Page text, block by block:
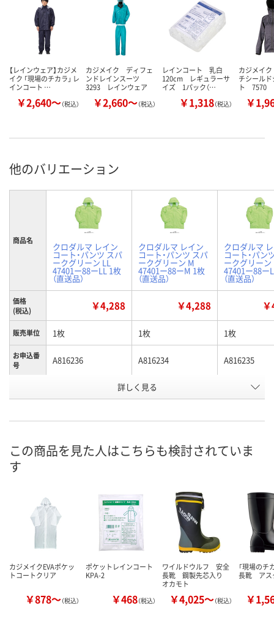
【レインウェア】カジメ
イク 「現場のチカラ」 レ
インコート …
￥2,640～（税込）
カジメイク ディフェ
ンドレインスーツ
3293 レインウェア
￥2,660～（税込）
レインコート 乳白
120cm レギュラーサ
イズ 1パック（…
￥1,318（税込）
カジメイ
チシール
ト 7570
￥
他のバリエーション
商品名
クロダルマ レイン
コート・パンツ スパ
ークグリーン LL
47401ー88ーLL 1枚
（直送品）
クロダルマ レイン
コート・パンツ スパ
ークグリーン M
47401ー88ーM 1枚
（直送品）
クロダルマ
コート・パン
ークグリーン
47401ー88ー
（直送品）
価格
(税込)
￥4,288 ￥4,288
販売単位 1枚 1枚 1枚
お申込番
号
A816236 A816234 A816235
直送品
数量 数量
詳しく見る
この商品を見た人はこちらも検討されていま
す
カジメイクEVAポケッ
トコートクリア
￥878～（税込）
ポケットレインコート
KPA-2
￥468（税込）
ワイルドウルフ 安全
長靴 鋼製先芯入り
オカモト
￥4,025～（税込）
「現場のチ
長靴 アス
￥